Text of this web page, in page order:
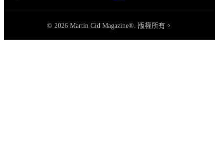
© 2026 Martin Cid Magazine®. 版權所有。